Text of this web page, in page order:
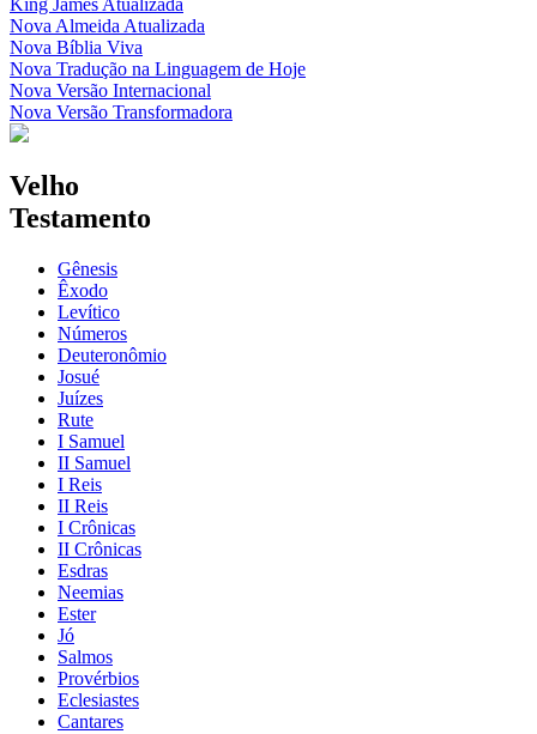
Nova Almeida Atualizada
Nova Bíblia Viva
Nova Tradução na Linguagem de Hoje
Nova Versão Internacional
Nova Versão Transformadora
Velho
Testamento
Gênesis
Êxodo
Levítico
Números
Deuteronômio
Josué
Juízes
Rute
I Samuel
II Samuel
I Reis
II Reis
I Crônicas
II Crônicas
Esdras
Neemias
Ester
Jó
Salmos
Provérbios
Eclesiastes
Cantares